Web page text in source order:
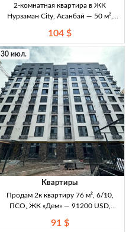
2-комнатная квартира в ЖК
Нурзаман City, Асанбай — 50 м²,
Асанбай. ЖК «Нурзаман City»
(бизнес-класс). ДДУ. Полностью
мебл., 2 лифта, больш
104 $
30 июл.
Квартиры
Продам 2к квартиру 76 м², 6/10,
ПСО, ЖК «Дем» — 91200 USD,
под самоотделку), кирпич, сквозн.
91 $